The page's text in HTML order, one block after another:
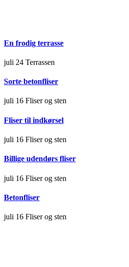
En frodig terrasse
juli 24 Terrassen
Sorte betonfliser
juli 16 Fliser og sten
Fliser til indkørsel
juli 16 Fliser og sten
Billige udendørs fliser
juli 16 Fliser og sten
Betonfliser
juli 16 Fliser og sten